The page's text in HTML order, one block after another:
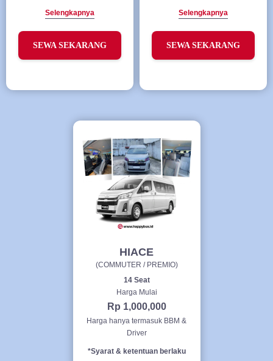
Selengkapnya
SEWA SEKARANG
Selengkapnya
SEWA SEKARANG
HIACE
(COMMUTER / PREMIO)
14 Seat
Harga Mulai
Rp 1,000,000
Harga hanya termasuk BBM &
Driver
*Syarat & ketentuan berlaku